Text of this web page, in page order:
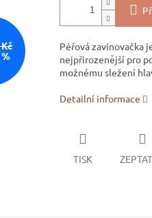
Péřová zavinovačka
nejpřirozenější pro
možnému sležení
Detailní informace
TISK